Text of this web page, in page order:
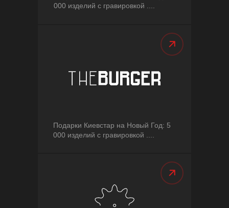
Подарки Киевстар на Новый Год: 5
000 изделий с гравировкой ....
000 изделий с гравировкой ....